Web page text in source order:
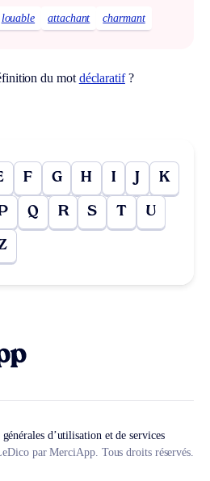
louable attachant charmant
du mot déclaratif?
F G H I J K
Q R S T U
d’utilisation et de services
par MerciApp. Tous droits réservés.